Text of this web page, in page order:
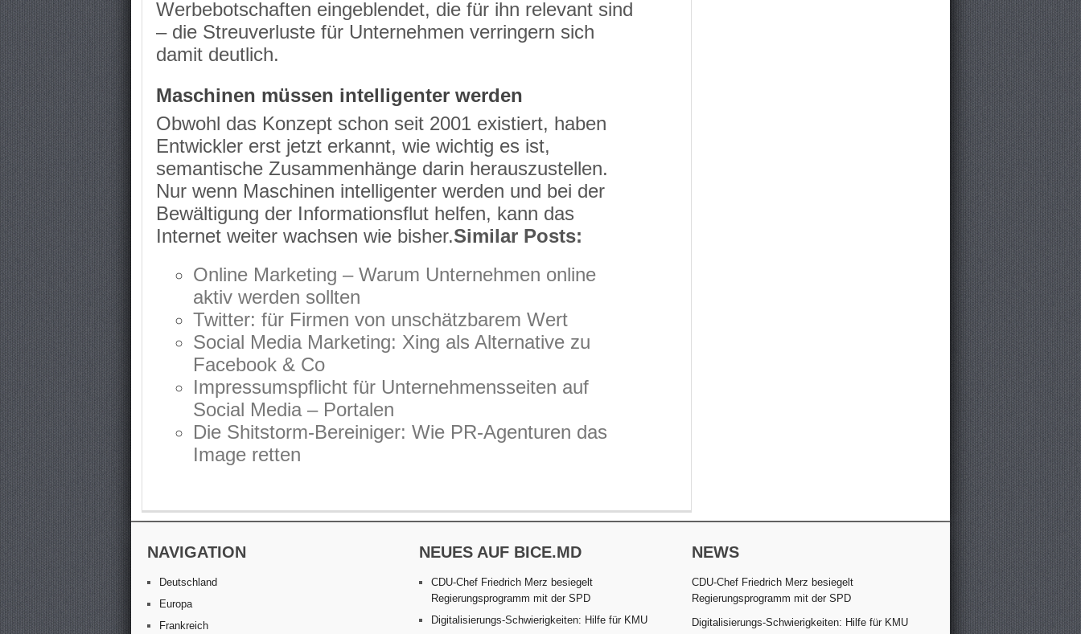
Werbebotschaften eingeblendet, die für ihn relevant sind
– die Streuverluste für Unternehmen verringern sich
damit deutlich.
Maschinen müssen intelligenter werden
Obwohl das Konzept schon seit 2001 existiert, haben
Entwickler erst jetzt erkannt, wie wichtig es ist,
semantische Zusammenhänge darin herauszustellen.
Nur wenn Maschinen intelligenter werden und bei der
Bewältigung der Informationsflut helfen, kann das
Internet weiter wachsen wie bisher.Similar Posts:
Online Marketing – Warum Unternehmen online
aktiv werden sollten
Twitter: für Firmen von unschätzbarem Wert
Social Media Marketing: Xing als Alternative zu
Facebook & Co
Impressumspflicht für Unternehmensseiten auf
Social Media – Portalen
Die Shitstorm-Bereiniger: Wie PR-Agenturen das
Image retten
NAVIGATION
Deutschland
Europa
Frankreich
NEUES AUF BICE.MD
CDU-Chef Friedrich Merz besiegelt
Regierungsprogramm mit der SPD
Digitalisierungs-Schwierigkeiten: Hilfe für KMU
NEWS
CDU-Chef Friedrich Merz besiegelt
Regierungsprogramm mit der SPD
Digitalisierungs-Schwierigkeiten: Hilfe für KMU